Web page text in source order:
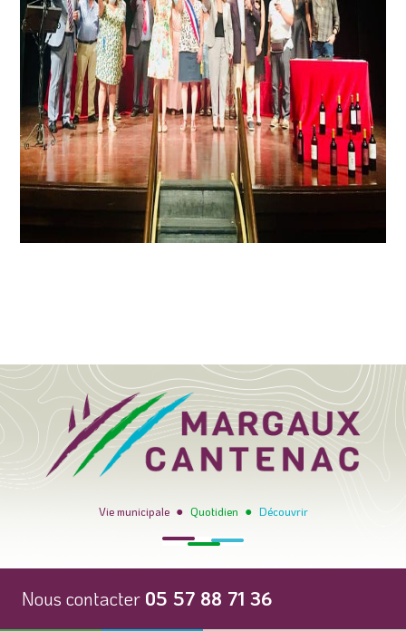
Vie municipale ● Quotidien ● Découvrir
Nous contacter 05 57 88 71 36